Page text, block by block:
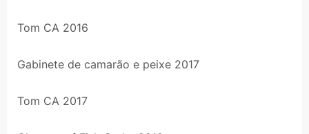
Tom CA 2016
Gabinete de camarão e peixe 2017
Tom CA 2017